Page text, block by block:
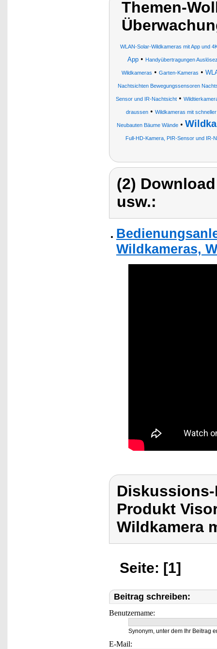
Themen-
WLAN-Solar-Wildkameras mit App und
App • Handyübertragungen
Wildkameras • Garten-Kameras •
Nachtsichten Bewegungssensoren
Sensor und IR-Nachtsicht•
draussen • Wildkameras mit
Neubauten Bäume Wände •
Full-HD-Kamera, PIR-Sensor und IR-
(2)
usw.:
Wildkameras,
Produkt
Wildkamera
Seite: [1]
Beitrag schreiben:
Benutzername:
Synonym, unter dem Ihr Beitrag
E-Mail: